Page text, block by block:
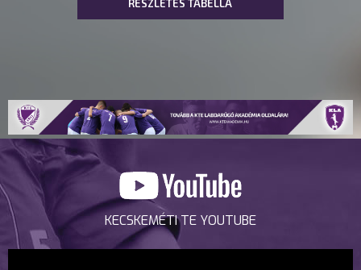
RÉSZLETES TABELLA
KECSKEMÉTI TE YOUTUBE